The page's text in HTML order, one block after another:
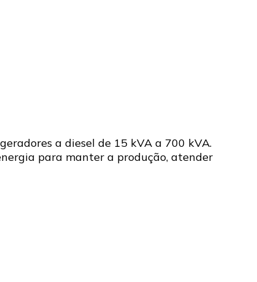
a diesel de 15 kVA a 700 kVA.
para manter a produção, atender